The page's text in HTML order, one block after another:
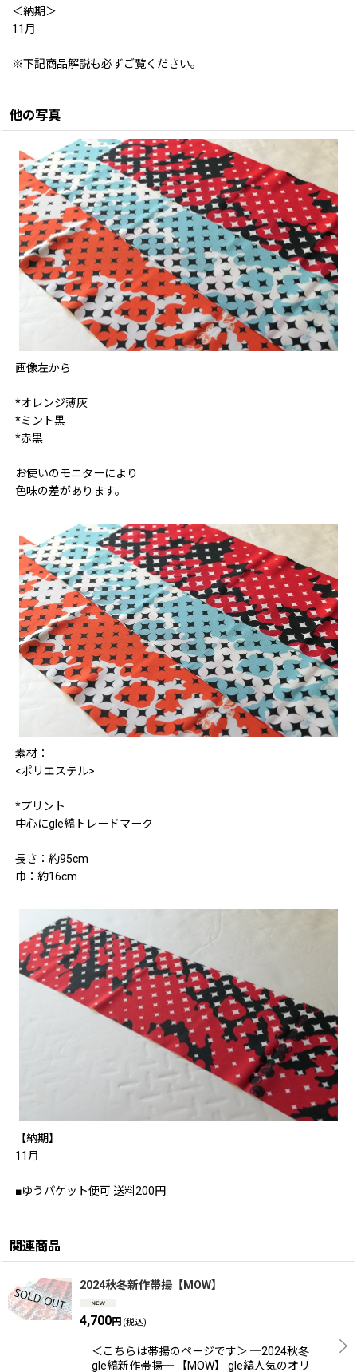
＜納期＞
11月
※下記商品解説も必ずご覧ください。
他の写真
画像左から
*オレンジ薄灰
*ミント黒
*赤黒
お使いのモニターにより
色味の差があります。
素材：
<ポリエステル>
*プリント
中心にgle縞トレードマーク
長さ：約95cm
巾：約16cm
【納期】
11月
■ゆうパケット便可 送料200円
関連商品
2024秋冬新作帯揚【MOW】
4,700円 (税込)
＜こちらは帯揚のページです＞ ─2024秋冬
gle縞新作帯揚─ 【MOW】 gle縞人気のオリ